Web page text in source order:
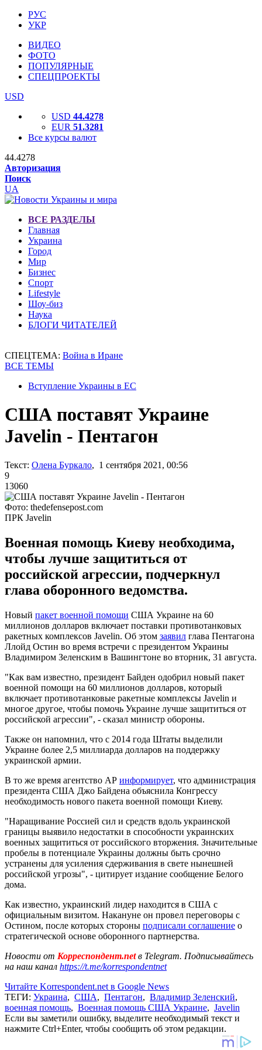
РУС
УКР
ВИДЕО
ФОТО
ПОПУЛЯРНЫЕ
СПЕЦПРОЕКТЫ
USD
USD 44.4278
EUR 51.3281
Все курсы валют
44.4278
Авторизация
Поиск
UA
ВСЕ РАЗДЕЛЫ
Главная
Украина
Город
Мир
Бизнес
Спорт
Lifestyle
Шоу-биз
Наука
БЛОГИ ЧИТАТЕЛЕЙ
СПЕЦТЕМА: Война в Иране
ВСЕ ТЕМЫ
Вступление Украины в ЕС
США поставят Украине
Javelin - Пентагон
Текст: Олена Буркало, 1 сентября 2021, 00:56
9
13060
Фото: thedefensepost.com
ПРК Javelin
Военная помощь Киеву необходима,
чтобы лучше защититься от
российской агрессии, подчеркнул
глава оборонного ведомства.
Новый пакет военной помощи США Украине на 60
миллионов долларов включает поставки противотанковых
ракетных комплексов Javelin. Об этом заявил глава Пентагона
Ллойд Остин во время встречи с президентом Украины
Владимиром Зеленским в Вашингтоне во вторник, 31 августа.
"Как вам известно, президент Байден одобрил новый пакет
военной помощи на 60 миллионов долларов, который
включает противотанковые ракетные комплексы Javelin и
многое другое, чтобы помочь Украине лучше защититься от
российской агрессии", - сказал министр обороны.
Также он напомнил, что с 2014 года Штаты выделили
Украине более 2,5 миллиарда долларов на поддержку
украинской армии.
В то же время агентство АР информирует, что администрация
президента США Джо Байдена объяснила Конгрессу
необходимость нового пакета военной помощи Киеву.
"Наращивание Россией сил и средств вдоль украинской
границы выявило недостатки в способности украинских
военных защититься от российского вторжения. Значительные
пробелы в потенциале Украины должны быть срочно
устранены для усиления сдерживания в свете нынешней
российской угрозы", - цитирует издание сообщение Белого
дома.
Как известно, украинский лидер находится в США с
официальным визитом. Накануне он провел переговоры с
Остином, после которых стороны подписали соглашение о
стратегической основе оборонного партнерства.
Новости от Корреспондент.netв Telegram. Подписывайтесь
на наш канал https://t.me/korrespondentnet
Читайте Korrespondent.net в Google News
ТЕГИ: Украина, США, Пентагон, Владимир Зеленский,
военная помощь, Военная помощь США Украине, Javelin
Если вы заметили ошибку, выделите необходимый текст и
нажмите Ctrl+Enter, чтобы сообщить об этом редакции.